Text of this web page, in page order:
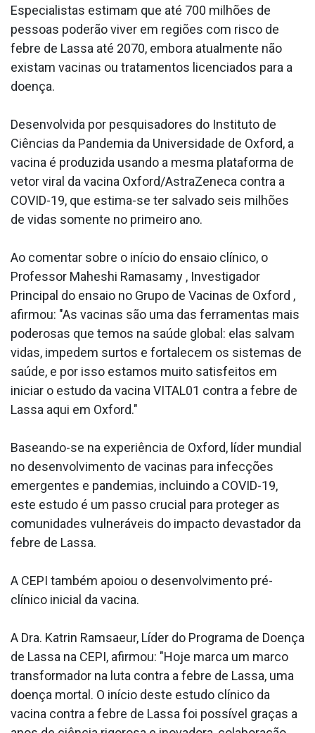
Especialistas estimam que até 700 milhões de
pessoas poderão viver em regiões com risco de
febre de Lassa até 2070, embora atualmente não
existam vacinas ou tratamentos licenciados para a
doença.
Desenvolvida por pesquisadores do Instituto de
Ciências da Pandemia da Universidade de Oxford, a
vacina é produzida usando a mesma plataforma de
vetor viral da vacina Oxford/AstraZeneca contra a
COVID-19, que estima-se ter salvado seis milhões
de vidas somente no primeiro ano.
Ao comentar sobre o início do ensaio clínico, o
Professor Maheshi Ramasamy , Investigador
Principal do ensaio no Grupo de Vacinas de Oxford ,
afirmou: "As vacinas são uma das ferramentas mais
poderosas que temos na saúde global: elas salvam
vidas, impedem surtos e fortalecem os sistemas de
saúde, e por isso estamos muito satisfeitos em
iniciar o estudo da vacina VITAL01 contra a febre de
Lassa aqui em Oxford."
Baseando-se na experiência de Oxford, líder mundial
no desenvolvimento de vacinas para infecções
emergentes e pandemias, incluindo a COVID-19,
este estudo é um passo crucial para proteger as
comunidades vulneráveis do impacto devastador da
febre de Lassa.
A CEPI também apoiou o desenvolvimento pré-
clínico inicial da vacina.
A Dra. Katrin Ramsaeur, Líder do Programa de Doença
de Lassa na CEPI, afirmou: "Hoje marca um marco
transformador na luta contra a febre de Lassa, uma
doença mortal. O início deste estudo clínico da
vacina contra a febre de Lassa foi possível graças a